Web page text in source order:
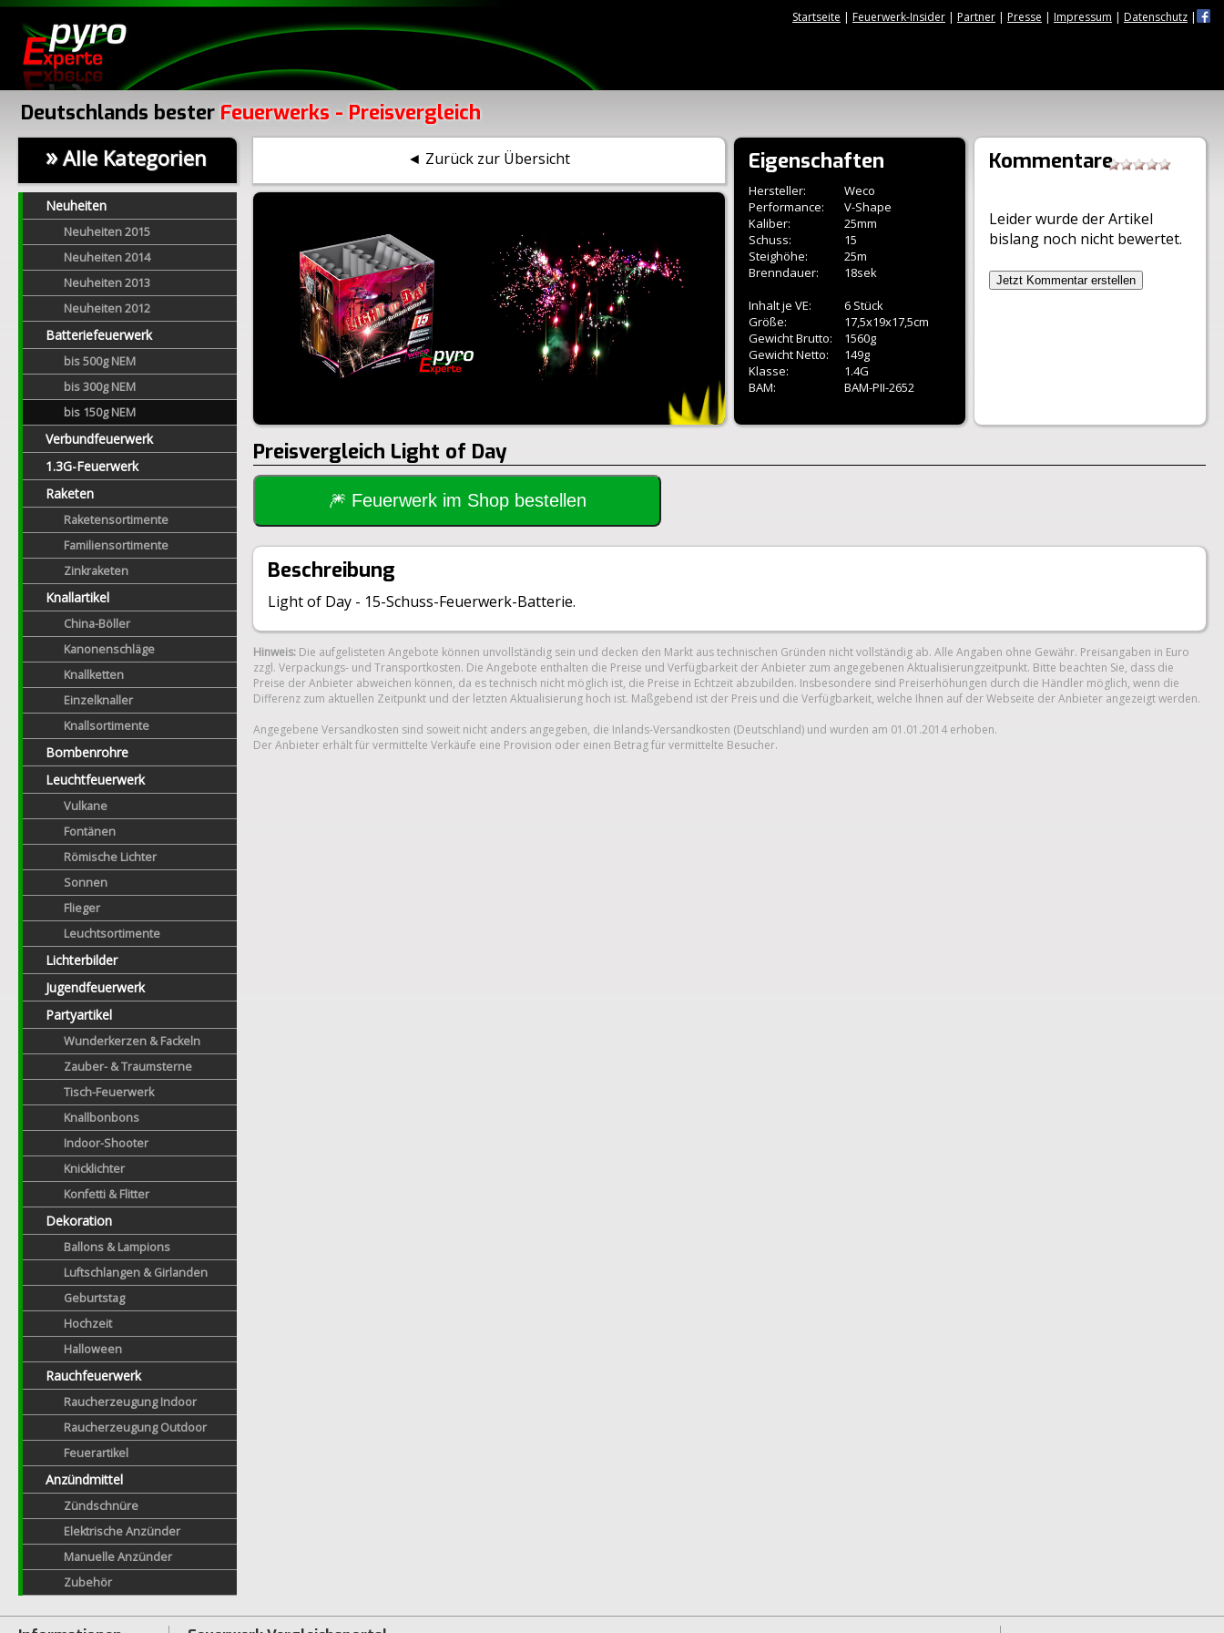
Startseite | Feuerwerk-Insider | Partner | Presse | Impressum | Datenschutz |
Deutschlands bester Feuerwerks - Preisvergleich
»Alle Kategorien
Neuheiten
Neuheiten 2015
Neuheiten 2014
Neuheiten 2013
Neuheiten 2012
Batteriefeuerwerk
bis 500g NEM
bis 300g NEM
bis 150g NEM
Verbundfeuerwerk
1.3G-Feuerwerk
Raketen
Raketensortimente
Familiensortimente
Zinkraketen
Knallartikel
China-Böller
Kanonenschläge
Knallketten
Einzelknaller
Knallsortimente
Bombenrohre
Leuchtfeuerwerk
Vulkane
Fontänen
Römische Lichter
Sonnen
Flieger
Leuchtsortimente
Lichterbilder
Jugendfeuerwerk
Partyartikel
Wunderkerzen & Fackeln
Zauber- & Traumsterne
Tisch-Feuerwerk
Knallbonbons
Indoor-Shooter
Knicklichter
Konfetti & Flitter
Dekoration
Ballons & Lampions
Luftschlangen & Girlanden
Geburtstag
Hochzeit
Halloween
Rauchfeuerwerk
Raucherzeugung Indoor
Raucherzeugung Outdoor
Feuerartikel
Anzündmittel
Zündschnüre
Elektrische Anzünder
Manuelle Anzünder
Zubehör
◄ Zurück zur Übersicht Eigenschaften
Hersteller:
Weco
Performance:
V-Shape
Kaliber:
25mm
Schuss:
15
Steighöhe:
25m
Brenndauer:
18sek
Inhalt je VE:
6 Stück
Größe:
17,5x19x17,5cm
Gewicht Brutto:
1560g
Gewicht Netto:
149g
Klasse:
1.4G
BAM:
BAM-PII-2652
Kommentare
Leider wurde der Artikel
bislang noch nicht bewertet.
Jetzt Kommentar erstellen
Preisvergleich Light of Day
🎆 Feuerwerk im Shop bestellen
Beschreibung
Light of Day - 15-Schuss-Feuerwerk-Batterie.
Hinweis: Die aufgelisteten Angebote können unvollständig sein und decken den Markt aus technischen Gründen nicht vollständig ab. Alle Angaben ohne Gewähr. Preisangaben in Euro
zzgl. Verpackungs- und Transportkosten. Die Angebote enthalten die Preise und Verfügbarkeit der Anbieter zum angegebenen Aktualisierungzeitpunkt. Bitte beachten Sie, dass die
Preise der Anbieter abweichen können, da es technisch nicht möglich ist, die Preise in Echtzeit abzubilden. Insbesondere sind Preiserhöhungen durch die Händler möglich, wenn die
Differenz zum aktuellen Zeitpunkt und der letzten Aktualisierung hoch ist. Maßgebend ist der Preis und die Verfügbarkeit, welche Ihnen auf der Webseite der Anbieter angezeigt werden.
Angegebene Versandkosten sind soweit nicht anders angegeben, die Inlands-Versandkosten (Deutschland) und wurden am 01.01.2014 erhoben.
Der Anbieter erhält für vermittelte Verkäufe eine Provision oder einen Betrag für vermittelte Besucher.